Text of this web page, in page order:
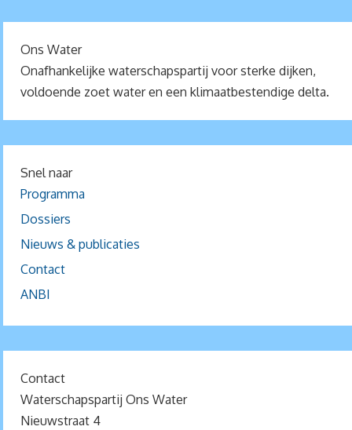
Ons Water
Onafhankelijke waterschapspartij voor sterke dijken,
voldoende zoet water en een klimaatbestendige delta.
Snel naar
Programma
Dossiers
Nieuws & publicaties
Contact
ANBI
Contact
Waterschapspartij Ons Water
Nieuwstraat 4